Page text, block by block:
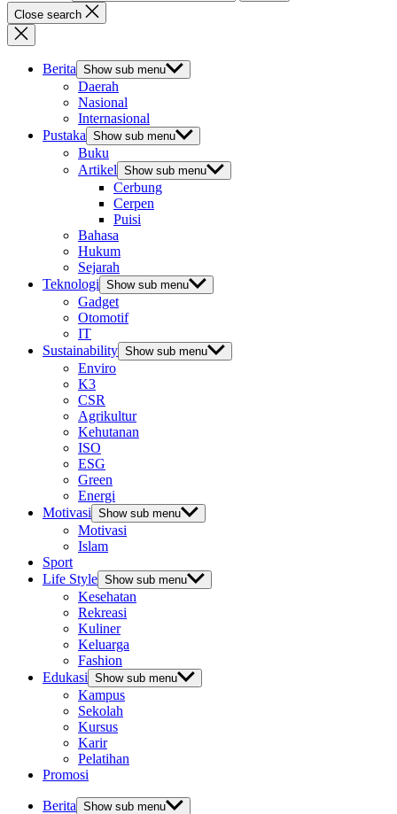
Close search
Berita Show sub menu
Daerah
Nasional
Internasional
Pustaka Show sub menu
Buku
Artikel Show sub menu
Cerbung
Cerpen
Puisi
Bahasa
Hukum
Sejarah
Teknologi Show sub menu
Gadget
Otomotif
IT
Sustainability Show sub menu
Enviro
K3
CSR
Agrikultur
Kehutanan
ISO
ESG
Green
Energi
Motivasi Show sub menu
Motivasi
Islam
Sport
Life Style Show sub menu
Kesehatan
Rekreasi
Kuliner
Keluarga
Fashion
Edukasi Show sub menu
Kampus
Sekolah
Kursus
Karir
Pelatihan
Promosi
Berita Show sub menu